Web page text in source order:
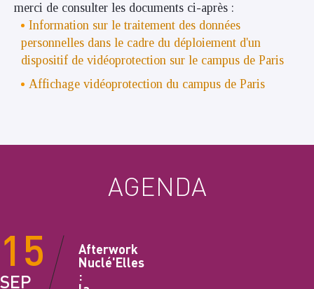
merci de consulter les documents ci-après :
Information sur le traitement des données
personnelles dans le cadre du déploiement d'un
dispositif de vidéoprotection sur le campus de Paris
Affichage vidéoprotection du campus de Paris
AGENDA
Afterwork
Nuclé'Elles
:
15
SEP